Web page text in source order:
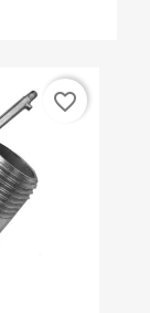
favorite_border